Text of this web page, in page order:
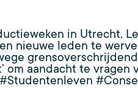
in Utrecht,
nieuwe leden te
om aandacht te